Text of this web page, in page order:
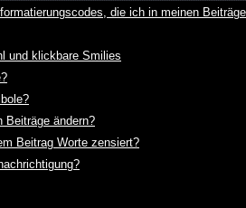
die ich in meinen
und klickbare Smilies
Beiträge ändern?
Beitrag Worte zensiert?